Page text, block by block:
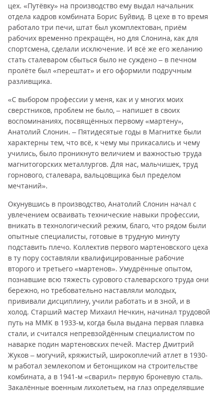
цех. «Путёвку» на производство ему выдал начальник
отдела кадров комбината Борис Буйвид. В цехе в то время
работало три печи, штат был укомплектован, приём
рабочих временно прекращён, но для Слонина, как для
спортсмена, сделали исключение. И всё же его желанию
стать сталеваром сбыться было не суждено – в печном
пролёте был «перештат» и его оформили подручным
разливщика.
«С выбором профессии у меня, как и у многих моих
сверстников, проблем не было, – напишет в своих
воспоминаниях, посвящённых первому «мартену»,
Анатолий Слонин. – Пятидесятые годы в Магнитке были
характерны тем, что всё, к чему мы прикасались и чему
учились, было проникнуто величием и важностью труда
магнитогорских металлургов. Для нас, мальчишек, труд
горнового, сталевара, вальцовщика был пределом
мечтаний».
Окунувшись в производство, Анатолий Слонин начал с
увлечением осваивать технические навыки профессии,
вникать в технологический режим, благо, что рядом были
опытные специалисты, готовые в трудную минуту
подставить плечо. Коллектив первого мартеновского цеха
в ту пору составляли квалифицированные рабочие
второго и третьего «мартенов». Умудрённые опытом,
познавшие всю тяжесть сурового сталеварского труда они
бережно, но требовательно наставляли молодых,
прививали дисциплину, учили работать и в зной, и в
холод. Старший мастер Михаил Нечкин, начинал трудовой
путь на ММК в 1933-м, когда была выдана первая плавка
стали, и считался непревзойдённым специалистом по
наварке подин мартеновских печей. Мастер Дмитрий
Жуков – могучий, кряжистый, широкоплечий атлет в 1930-
м работал землекопом и бетонщиком на строительстве
комбината, а в 1941-м «сварил» первую броневую сталь.
Закалённые военным лихолетьем, на глаз определявшие